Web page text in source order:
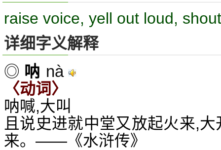
raise voice, yell out loud,
详细字义解释
◎ 呐 nà
〈动词〉
呐喊,大叫
且说史进就中堂又放起火来,
来。——《水浒传》